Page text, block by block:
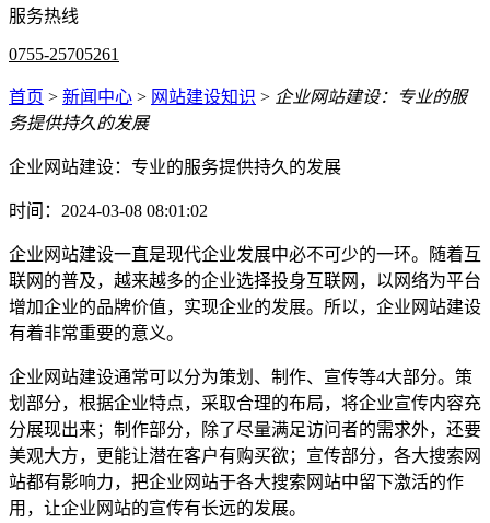
服务热线
0755-25705261
首页 > 新闻中心 > 网站建设知识 > 企业网站建设：专业的服
务提供持久的发展
企业网站建设：专业的服务提供持久的发展
时间：2024-03-08 08:01:02
企业网站建设一直是现代企业发展中必不可少的一环。随着互
联网的普及，越来越多的企业选择投身互联网，以网络为平台
增加企业的品牌价值，实现企业的发展。所以，企业网站建设
有着非常重要的意义。
企业网站建设通常可以分为策划、制作、宣传等4大部分。策
划部分，根据企业特点，采取合理的布局，将企业宣传内容充
分展现出来；制作部分，除了尽量满足访问者的需求外，还要
美观大方，更能让潜在客户有购买欲；宣传部分，各大搜索网
站都有影响力，把企业网站于各大搜索网站中留下激活的作
用，让企业网站的宣传有长远的发展。